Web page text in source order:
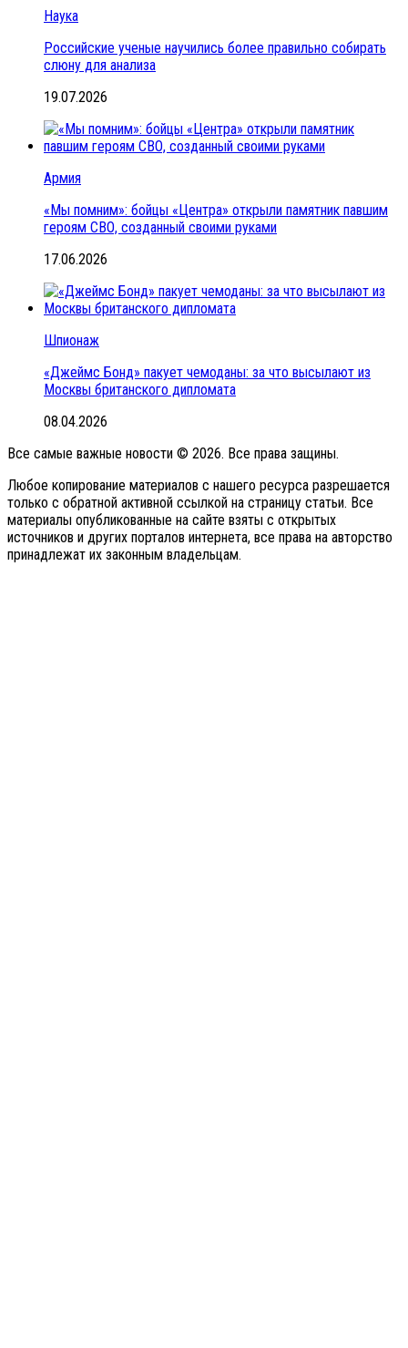
Наука
Российские ученые научились более правильно собирать
слюну для анализа
19.07.2026
Армия
«Мы помним»: бойцы «Центра» открыли памятник павшим
героям СВО, созданный своими руками
17.06.2026
Шпионаж
«Джеймс Бонд» пакует чемоданы: за что высылают из
Москвы британского дипломата
08.04.2026
Все самые важные новости © 2026. Все права защины.
Любое копирование материалов с нашего ресурса разрешается
только с обратной активной ссылкой на страницу статьи. Все
материалы опубликованные на сайте взяты с открытых
источников и других порталов интернета, все права на авторство
принадлежат их законным владельцам.